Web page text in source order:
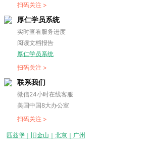
扫码关注 >
厚仁学员系统
实时查看服务进度
阅读文档报告
厚仁学员系统
扫码关注 >
联系我们
微信24小时在线客服
美国中国8大办公室
扫码关注 >
匹兹堡｜旧金山｜北京｜广州